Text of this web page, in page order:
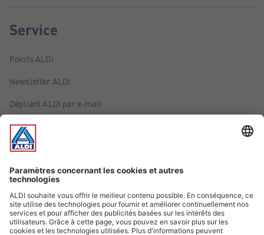
Service
Points ALDI
Newsletter ALDI
Dépliant ALDI par e-mail
Offres
Infos essentielles
Suivez ALDI Belgique